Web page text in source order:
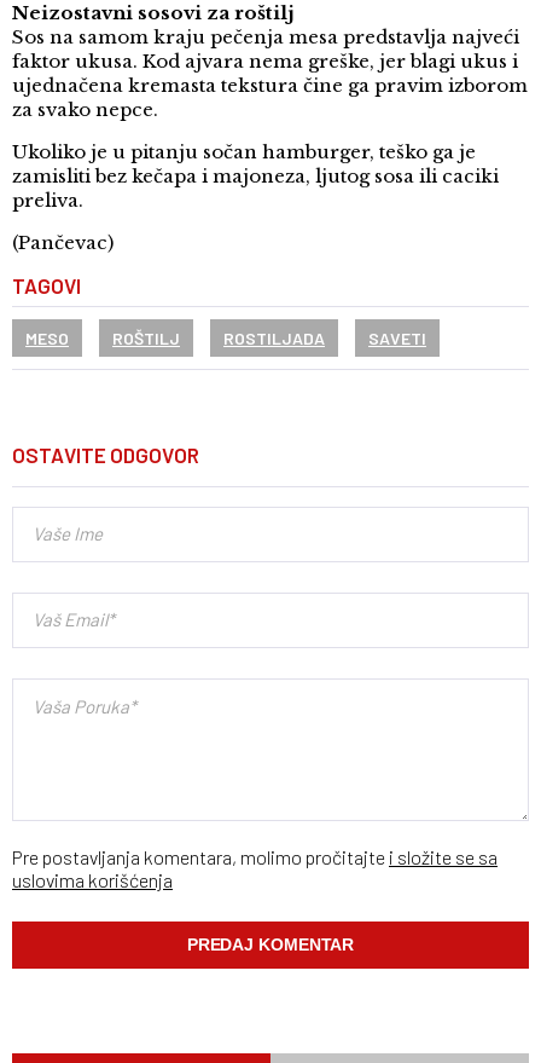
Neizostavni sosovi za roštilj
Sos na samom kraju pečenja mesa predstavlja najveći
faktor ukusa. Kod ajvara nema greške, jer blagi ukus i
ujednačena kremasta tekstura čine ga pravim izborom
za svako nepce.
Ukoliko je u pitanju sočan hamburger, teško ga je
zamisliti bez kečapa i majoneza, ljutog sosa ili caciki
preliva.
(Pančevac)
TAGOVI
MESO ROŠTILJ ROSTILJADA SAVETI
OSTAVITE ODGOVOR
Pre postavljanja komentara, molimo pročitajte i složite se sa
uslovima korišćenja